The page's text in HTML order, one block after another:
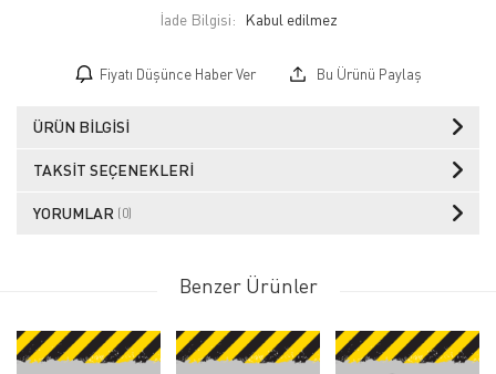
İade Bilgisi:
Fiyatı Düşünce Haber Ver Bu Ürünü Paylaş
ÜRÜN BILGISI
TAKSIT SEÇENEKLERI
YORUMLAR (0)
Benzer Ürünler